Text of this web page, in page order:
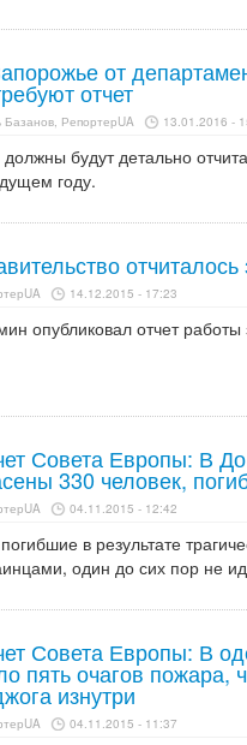
от
отчет
Базанов, РепортерUA 13.01.2016 -
будут детально
году.
14.12.2015 - 17:23
опубликовал отчет работы
Совета Европы: В
330 человек,
04.11.2015 - 12:42
в результате
один до сих пор не
Совета Европы: В
пять очагов пожара,
изнутри
04.11.2015 - 11:37